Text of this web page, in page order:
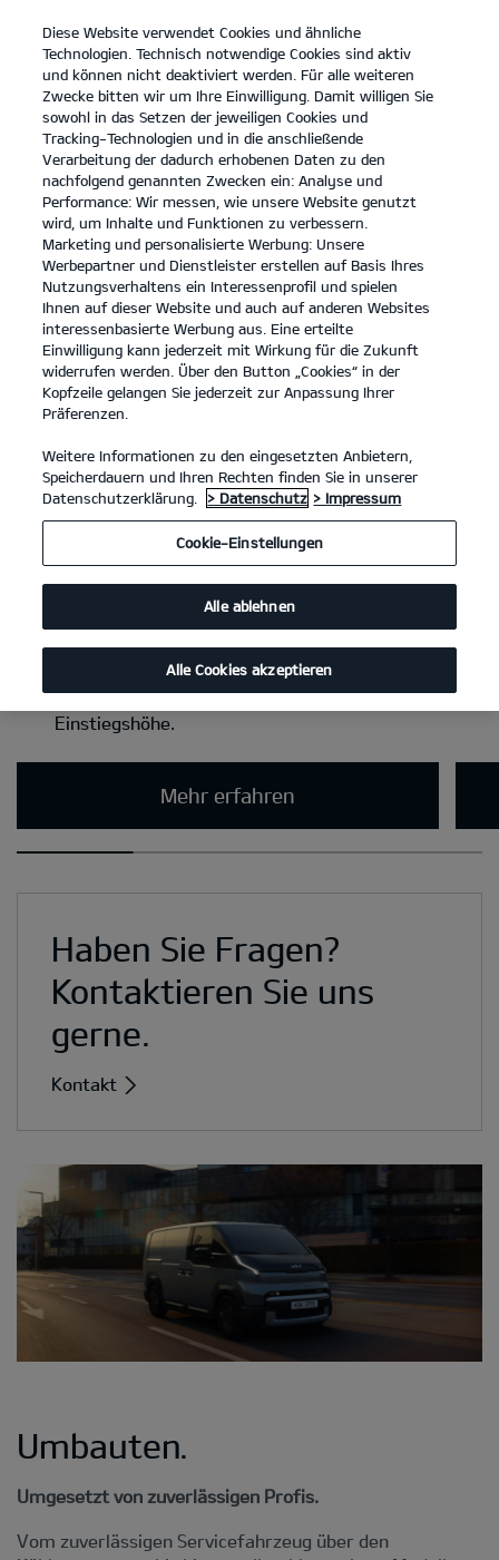
open
menu
KONTAKT
Übersicht
... ÜBERSICHT
Diese Website verwendet Cookies und ähnliche
Technologien. Technisch notwendige Cookies sind aktiv
und können nicht deaktiviert werden. Für alle weiteren
Zwecke bitten wir um Ihre Einwilligung. Damit willigen Sie
sowohl in das Setzen der jeweiligen Cookies und
Tracking-Technologien und in die anschließende
Verarbeitung der dadurch erhobenen Daten zu den
nachfolgend genannten Zwecken ein: Analyse und
Performance: Wir messen, wie unsere Website genutzt
wird, um Inhalte und Funktionen zu verbessern.
Marketing und personalisierte Werbung: Unsere
Werbepartner und Dienstleister erstellen auf Basis Ihres
Nutzungsverhaltens ein Interessenprofil und spielen
Ihnen auf dieser Website und auch auf anderen Websites
interessenbasierte Werbung aus. Eine erteilte
Einwilligung kann jederzeit mit Wirkung für die Zukunft
widerrufen werden. Über den Button „Cookies“ in der
Kopfzeile gelangen Sie jederzeit zur Anpassung Ihrer
Präferenzen.
Weitere Informationen zu den eingesetzten Anbietern,
Speicherdauern und Ihren Rechten finden Sie in unserer
Datenschutzerklärung.
> Datenschutz > Impressum
Cookie-Einstellungen
Alle ablehnen
Alle Cookies akzeptieren